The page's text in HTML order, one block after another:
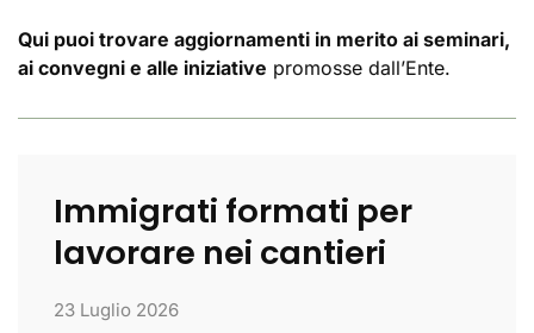
Qui puoi trovare aggiornamenti in merito ai seminari,
ai convegni e alle iniziative promosse dall’Ente.
Immigrati formati per
lavorare nei cantieri
23 Luglio 2026